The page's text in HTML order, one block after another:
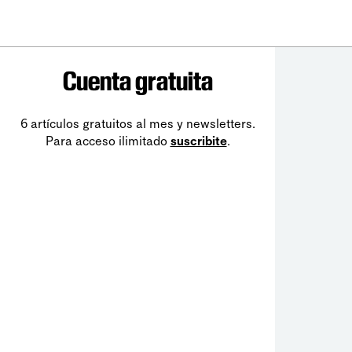
Cuenta gratuita
6 artículos gratuitos al mes y newsletters.
Para acceso ilimitado suscribite.